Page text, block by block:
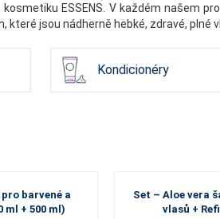
ESSENS. V každém našem
které jsou nádherně hebké, zdravé,
Kondicionéry
barvené a
ml + 500 ml)
Set – Aloe vera
vlasů +